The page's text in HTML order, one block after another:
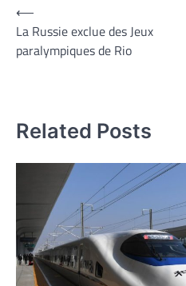
Navigation
de
l’article
⟵
La Russie exclue des Jeux
paralympiques de Rio
Related Posts